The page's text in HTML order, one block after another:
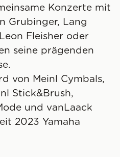
Konzerte mit
Grubinger, Lang
Fleisher oder
seine prägenden
von Meinl Cymbals,
Stick&Brush,
und vanLaack
2023 Yamaha